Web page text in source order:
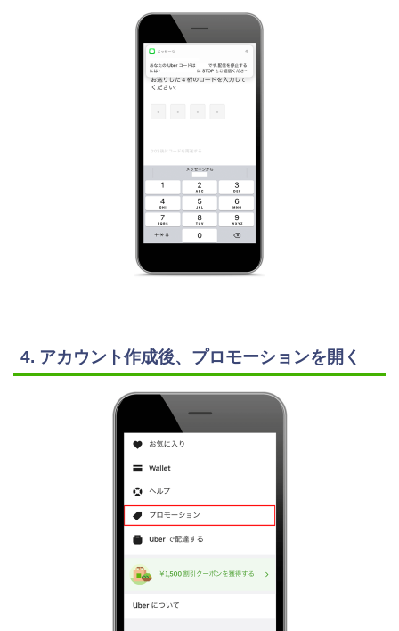
4. アカウント作成後、プロモーションを開く